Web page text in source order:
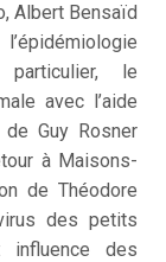
Albert Bensaïd
le
avec l’aide
Guy Rosner
à Maisons-
de Théodore
des petits
influence des